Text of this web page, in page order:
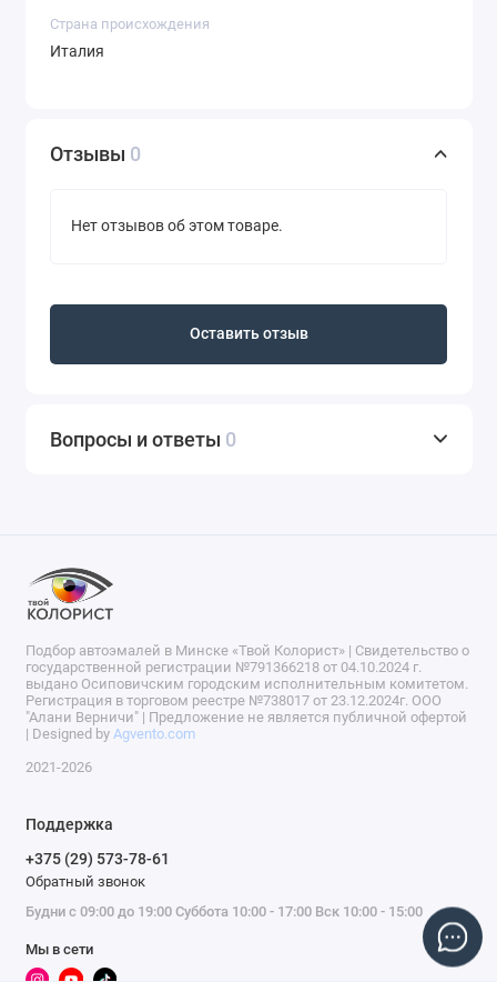
Страна происхождения
Италия
Отзывы 0
Нет отзывов об этом товаре.
Оставить отзыв
Вопросы и ответы 0
Подбор автоэмалей в Минске «Твой Колорист» | Свидетельство о
государственной регистрации №791366218 от 04.10.2024 г.
выдано Осиповичским городским исполнительным комитетом.
Регистрация в торговом реестре №738017 от 23.12.2024г. ООО
"Алани Верничи" | Предложение не является публичной офертой
| Designed by Agvento.com
2021-2026
Поддержка
+375 (29) 573-78-61
Обратный звонок
Будни с 09:00 до 19:00 Суббота 10:00 - 17:00 Вск 10:00 - 15:00
Мы в сети